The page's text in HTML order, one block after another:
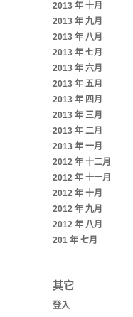
2013 年 十月
2013 年 九月
2013 年 八月
2013 年 七月
2013 年 六月
2013 年 五月
2013 年 四月
2013 年 三月
2013 年 二月
2013 年 一月
2012 年 十二月
2012 年 十一月
2012 年 十月
2012 年 九月
2012 年 八月
201 年 七月
其它
登入